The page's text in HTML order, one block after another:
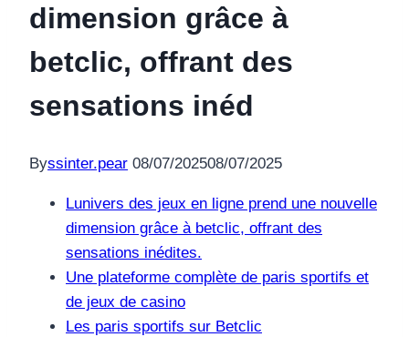
dimension grâce à
betclic, offrant des
sensations inéd
Byssinter.pear 08/07/202508/07/2025
Lunivers des jeux en ligne prend une nouvelle
dimension grâce à betclic, offrant des
sensations inédites.
Une plateforme complète de paris sportifs et
de jeux de casino
Les paris sportifs sur Betclic